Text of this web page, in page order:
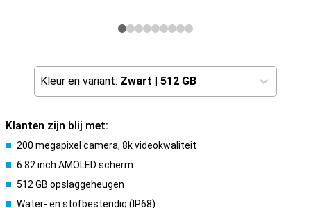
Kleur en variant: Zwart | 512 GB
Klanten zijn blij met:
200 megapixel camera, 8k videokwaliteit
6.82 inch AMOLED scherm
512 GB opslaggeheugen
Water- en stofbestendig (IP68)